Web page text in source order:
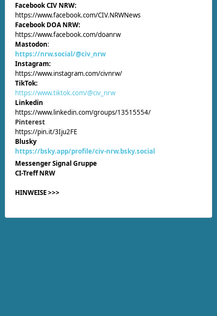
Facebook CIV NRW:
https://www.facebook.com/CIV.NRWNews
Facebook DOA NRW:
https://www.facebook.com/doanrw
Mastodon:
https://nrw.social/@civ_nrw
Instagram:
https://www.instagram.com/civnrw/
TikTok:
https://www.tiktok.com/@civ_nrw
Linkedin
https://www.linkedin.com/groups/13515554/
Pinterest
https://pin.it/3Iju2FE
Blusky
https://bsky.app/profile/civ-nrw.bsky.social
Messenger Signal Gruppe
CI-Treff NRW
HINWEISE >>>